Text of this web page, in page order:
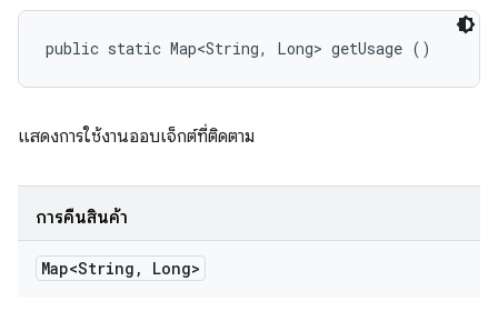
public static Map<String, Long> getUsage ()
แสดงการใช้งานออบเจ็กต์ที่ติดตาม
การคืนสินค้า
Map<String , Long>